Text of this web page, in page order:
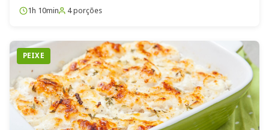
1h 10min 4 porções
PEIXE